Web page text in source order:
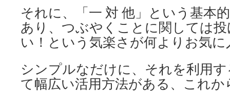
それに、「一 対 他」という基本
あり、つぶやくことに関しては
い！という気楽さが何よりお気
シンプルなだけに、それを利用
て幅広い活用方法がある、これか